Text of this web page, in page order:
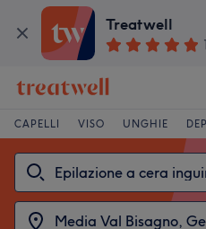
Treatwell
CAPELLI VISO UNGHIE